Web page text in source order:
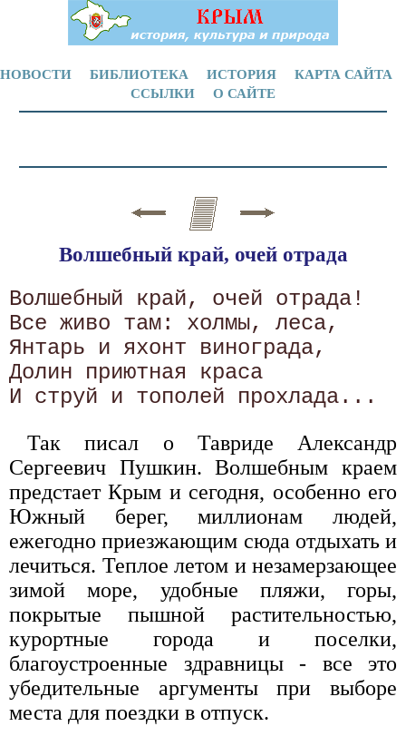
НОВОСТИ БИБЛИОТЕКА ИСТОРИЯ
КАРТА САЙТА
ССЫЛКИ
О САЙТЕ
Волшебный край, очей отрада
Волшебный край, очей отрада!
Все живо там: холмы, леса,
Янтарь и яхонт винограда,
Долин приютная краса
Так писал о Тавриде Александр
Сергеевич Пушкин. Волшебным краем
предстает Крым и сегодня, особенно его
Южный берег, миллионам людей,
ежегодно приезжающим сюда отдыхать и
лечиться. Теплое летом и незамерзающее
зимой море, удобные пляжи, горы,
покрытые пышной растительностью,
курортные города и поселки,
благоустроенные здравницы - все это
убедительные аргументы при выборе
места для поездки в отпуск.